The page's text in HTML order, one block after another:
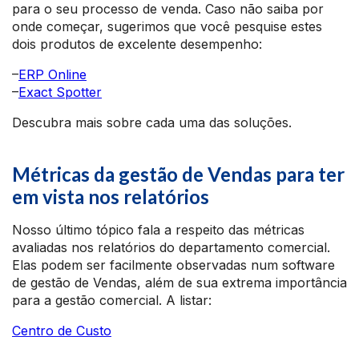
para o seu processo de venda. Caso não saiba por
onde começar, sugerimos que você pesquise estes
dois produtos de excelente desempenho:
–ERP Online
–Exact Spotter
Descubra mais sobre cada uma das soluções.
Métricas da gestão de Vendas para ter
em vista nos relatórios
Nosso último tópico fala a respeito das métricas
avaliadas nos relatórios do departamento comercial.
Elas podem ser facilmente observadas num software
de gestão de Vendas, além de sua extrema importância
para a gestão comercial. A listar:
Centro de Custo